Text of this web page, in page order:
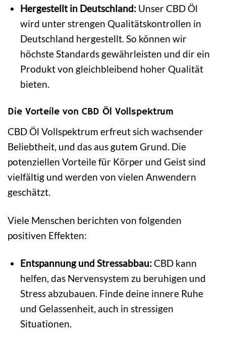
Hergestellt in Deutschland: Unser CBD Öl
wird unter strengen Qualitätskontrollen in
Deutschland hergestellt. So können wir
höchste Standards gewährleisten und dir ein
Produkt von gleichbleibend hoher Qualität
bieten.
Die Vorteile von CBD Öl Vollspektrum
CBD Öl Vollspektrum erfreut sich wachsender
Beliebtheit, und das aus gutem Grund. Die
potenziellen Vorteile für Körper und Geist sind
vielfältig und werden von vielen Anwendern
geschätzt.
Viele Menschen berichten von folgenden
positiven Effekten:
Entspannung und Stressabbau:CBD kann
helfen, das Nervensystem zu beruhigen und
Stress abzubauen. Finde deine innere Ruhe
und Gelassenheit, auch in stressigen
Situationen.